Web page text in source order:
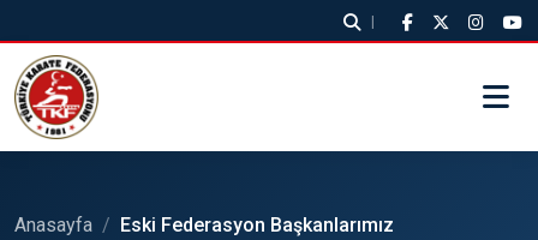
|
Anasayfa / Eski Federasyon Başkanlarımız